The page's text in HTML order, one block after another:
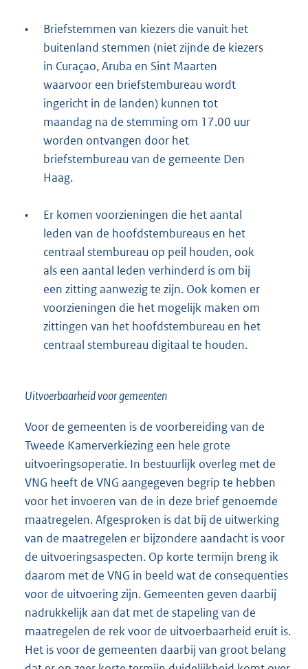
•
Briefstemmen van kiezers die vanuit het
buitenland stemmen (niet zijnde de kiezers
in Curaçao, Aruba en Sint Maarten
waarvoor een briefstembureau wordt
ingericht in de landen) kunnen tot
maandag na de stemming om 17.00 uur
worden ontvangen door het
briefstembureau van de gemeente Den
Haag.
•
Er komen voorzieningen die het aantal
leden van de hoofdstembureaus en het
centraal stembureau op peil houden, ook
als een aantal leden verhinderd is om bij
een zitting aanwezig te zijn. Ook komen er
voorzieningen die het mogelijk maken om
zittingen van het hoofdstembureau en het
centraal stembureau digitaal te houden.
Uitvoerbaarheid voor gemeenten
Voor de gemeenten is de voorbereiding van de
Tweede Kamerverkiezing een hele grote
uitvoeringsoperatie. In bestuurlijk overleg met de
VNG heeft de VNG aangegeven begrip te hebben
voor het invoeren van de in deze brief genoemde
maatregelen. Afgesproken is dat bij de uitwerking
van de maatregelen er bijzondere aandacht is voor
de uitvoeringsaspecten. Op korte termijn breng ik
daarom met de VNG in beeld wat de consequenties
voor de uitvoering zijn. Gemeenten geven daarbij
nadrukkelijk aan dat met de stapeling van de
maatregelen de rek voor de uitvoerbaarheid eruit is.
Het is voor de gemeenten daarbij van groot belang